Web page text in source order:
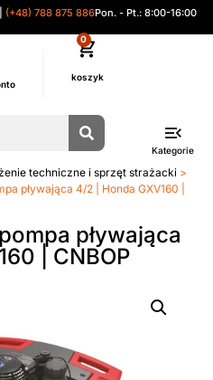
(+48) 788 875 886Pon. - Pt.: 8:00-16:00
0
Kategorie
techniczne i sprzęt strażacki >
pływająca 4/2 | Honda GXV160 |
pływająca
| CNBOP